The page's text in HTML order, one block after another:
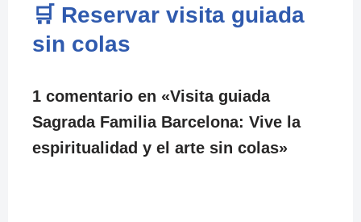
🛒 Reservar visita guiada
sin colas
1 comentario en «Visita guiada
Sagrada Familia Barcelona: Vive la
espiritualidad y el arte sin colas»